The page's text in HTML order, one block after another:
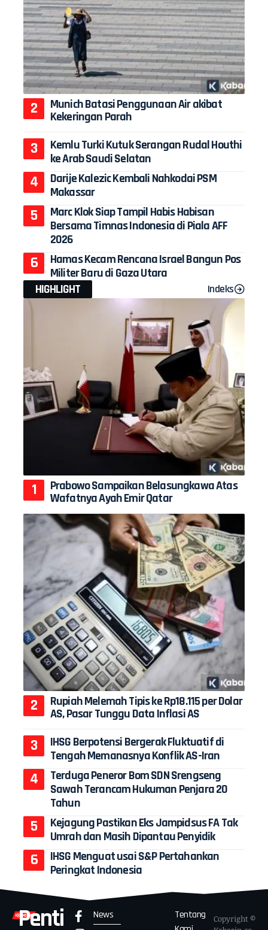
Munich Batasi Penggunaan Air akibat
Kekeringan Parah
Kemlu Turki Kutuk Serangan Rudal Houthi
ke Arab Saudi Selatan
Darije Kalezic Kembali Nahkodai PSM
Makassar
Marc Klok Siap Tampil Habis Habisan
Bersama Timnas Indonesia di Piala AFF
2026
Hamas Kecam Rencana Israel Bangun Pos
Militer Baru di Gaza Utara
HIGHLIGHT
Indeks
Prabowo Sampaikan Belasungkawa Atas
Wafatnya Ayah Emir Qatar
Rupiah Melemah Tipis ke Rp18.115 per Dolar
AS, Pasar Tunggu Data Inflasi AS
IHSG Berpotensi Bergerak Fluktuatif di
Tengah Memanasnya Konflik AS-Iran
Terduga Peneror Bom SDN Srengseng
Sawah Terancam Hukuman Penjara 20
Tahun
Kejagung Pastikan Eks Jampidsus FA Tak
Umrah dan Masih Dipantau Penyidik
IHSG Menguat usai S&P Pertahankan
Peringkat Indonesia
Penti
News
Tentang
Copyright ©